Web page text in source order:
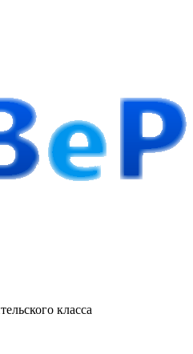
класса